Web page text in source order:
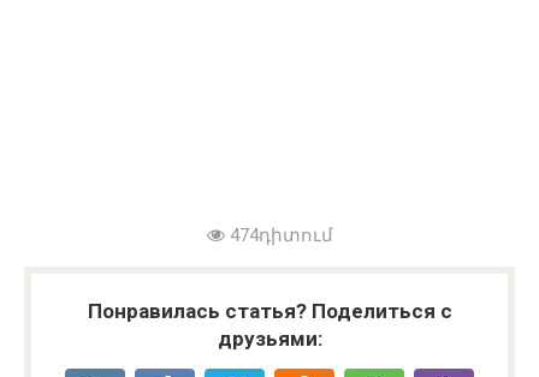
474դիտում
Понравилась статья? Поделиться с
друзьями: